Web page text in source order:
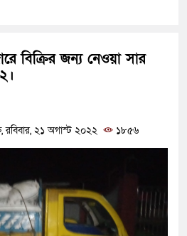
বিক্রির জন্য নেওয়া সার
২১ অগাস্ট ২০২২
১৮৫৬